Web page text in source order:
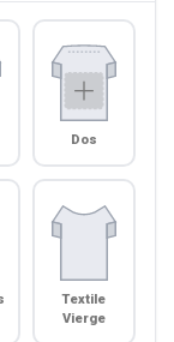
Dos
Textile
Vierge